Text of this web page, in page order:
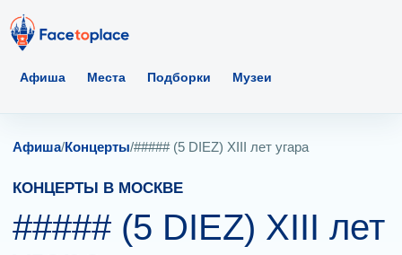
Афиша Места Подборки Музеи
Афиша/Концерты/##### (5 DIEZ) XIII лет угара
КОНЦЕРТЫ В МОСКВЕ
##### (5 DIEZ) XIII лет